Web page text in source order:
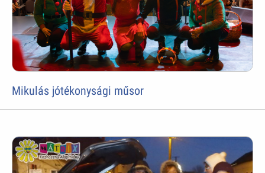
Mikulás jótékonysági műsor